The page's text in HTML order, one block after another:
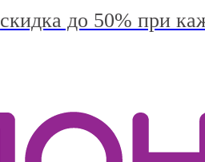
скидка до 50% при